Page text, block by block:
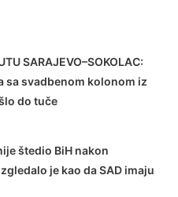
SARAJEVO–SOKOLAC:
sa svadbenom kolonom iz
do tuče
štedio BiH nakon
je kao da SAD imaju